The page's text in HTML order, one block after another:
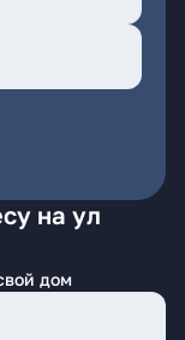
на ул
дом